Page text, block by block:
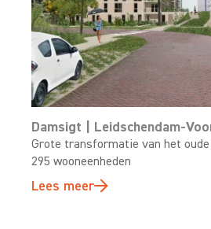
Damsigt | Leidschendam-
Grote transformatie van het
295 wooneenheden
Lees meer